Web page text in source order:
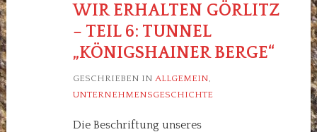
WIR ERHALTEN GÖRLITZ
– TEIL 6: TUNNEL
„KÖNIGSHAINER BERGE“
GESCHRIEBEN IN ALLGEMEIN,
UNTERNEHMENSGESCHICHTE
Die Beschriftung unseres